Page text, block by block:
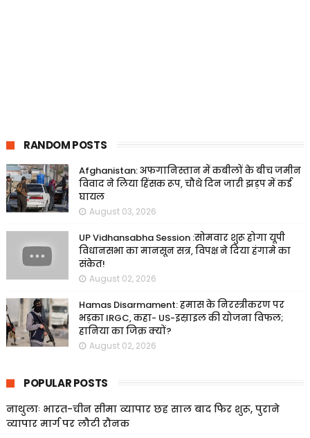
RANDOM POSTS
Afghanistan: अफगानिस्तान में कबीलों के बीच जमीन
विवाद ने लिया हिंसक रूप, चौथे दिन जारी झड़प में कई
घायल
August 03, 2026
UP Vidhansabha Session :सोमवार शुरू होगा यूपी
विधानसभा का मानसून सत्र, विपक्ष ने दिया हंगामे का
संकेत!
August 02, 2026
Hamas Disarmament: हमास के निरस्त्रीकरण पर
भड़का IRGC, कहा- US-इस्राइल की योजना विफल;
हानिया का जिक्र क्यों?
August 02, 2026
POPULAR POSTS
नाथुलाः भारत-चीन सीमा व्यापार छह साल बाद फिर शुरू, पुराने
व्यापार मार्ग पर लौटी रौनक